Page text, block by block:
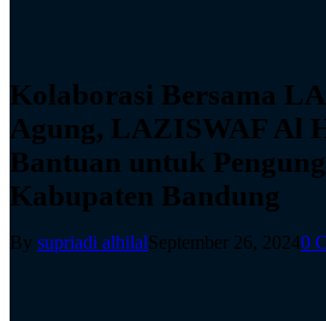
Kolaborasi Bersama
Agung, LAZISWAF Al
Bantuan untuk
Kabupaten Bandung
By supriadi alhilalSeptember 26, 20240